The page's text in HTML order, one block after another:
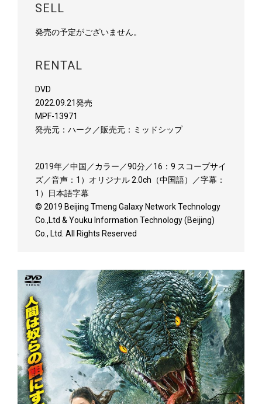
SELL
発売の予定がございません。
RENTAL
DVD
2022.09.21発売
MPF-13971
発売元：ハーク／販売元：ミッドシップ
2019年／中国／カラー／90分／16：9 スコープサイ
ズ／音声：1）オリジナル 2.0ch（中国語）／字幕：
1）日本語字幕
© 2019 Beijing Tmeng Galaxy Network Technology
Co.,Ltd & Youku Information Technology (Beijing)
Co., Ltd. All Rights Reserved